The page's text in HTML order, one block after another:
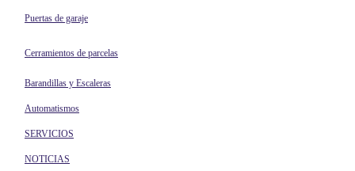
Puertas de garaje
Cerramientos de parcelas
Barandillas y Escaleras
Automatismos
SERVICIOS
NOTICIAS